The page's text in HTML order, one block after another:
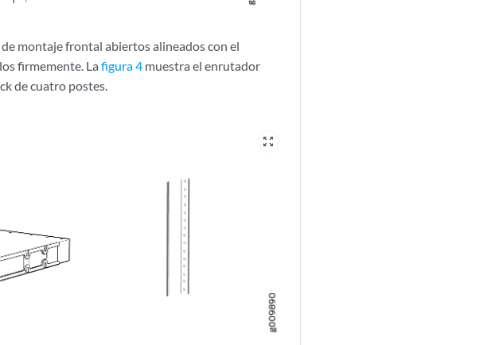
montaje frontal abiertos alineados con el
firmemente. Lafigura 4 muestra el enrutador
de cuatro postes.
zoom_out_map